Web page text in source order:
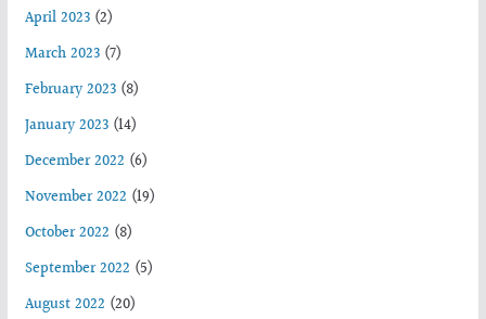
April 2023(2)
March 2023(7)
February 2023(8)
January 2023(14)
December 2022 (6)
November 2022 (19)
October 2022 (8)
September 2022 (5)
August 2022 (20)